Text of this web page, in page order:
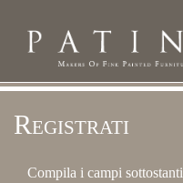
Registrati
Compila i campi sottostanti